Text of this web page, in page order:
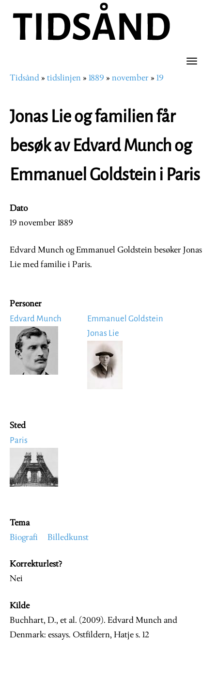
hovedinnhold
Toggle
Navigasjonssti
Tidsånd tidslinjen 1889 november 19
Jonas Lie og familien får
besøk av Edvard Munch og
Emmanuel Goldstein i Paris
Dato
19 november 1889
Edvard Munch og Emmanuel Goldstein besøker Jonas
Lie med familie i Paris.
Personer
Edvard Munch
Image
Emmanuel Goldstein
Jonas Lie
Image
Sted
Paris
Image
Tema
Biografi
Billedkunst
Korrekturlest?
Nei
Kilde
Buchhart, D., et al. (2009). Edvard Munch and
Denmark: essays. Ostfildern, Hatje s. 12